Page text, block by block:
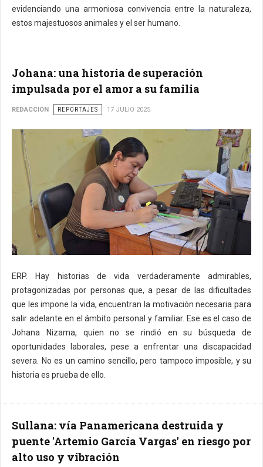
evidenciando una armoniosa convivencia entre la naturaleza,
estos majestuosos animales y el ser humano.
Johana: una historia de superación
impulsada por el amor a su familia
REDACCIÓN REPORTAJES 17 JULIO 2025
ERP. Hay historias de vida verdaderamente admirables,
protagonizadas por personas que, a pesar de las dificultades
que les impone la vida, encuentran la motivación necesaria para
salir adelante en el ámbito personal y familiar. Ese es el caso de
Johana Nizama, quien no se rindió en su búsqueda de
oportunidades laborales, pese a enfrentar una discapacidad
severa. No es un camino sencillo, pero tampoco imposible, y su
historia es prueba de ello.
Sullana: vía Panamericana destruida y
puente 'Artemio García Vargas' en riesgo por
alto uso y vibración